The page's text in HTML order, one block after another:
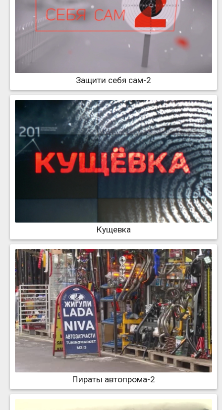
Защити себя сам-2
Кущевка
Пираты автопрома-2